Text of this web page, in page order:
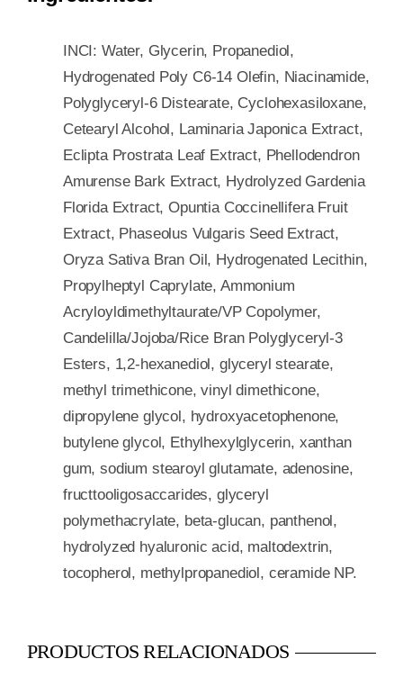
INCI: Water, Glycerin, Propanediol,
Hydrogenated Poly C6-14 Olefin, Niacinamide,
Polyglyceryl-6 Distearate, Cyclohexasiloxane,
Cetearyl Alcohol, Laminaria Japonica Extract,
Eclipta Prostrata Leaf Extract, Phellodendron
Amurense Bark Extract, Hydrolyzed Gardenia
Florida Extract, Opuntia Coccinellifera Fruit
Extract, Phaseolus Vulgaris Seed Extract,
Oryza Sativa Bran Oil, Hydrogenated Lecithin,
Propylheptyl Caprylate, Ammonium
Acryloyldimethyltaurate/VP Copolymer,
Candelilla/Jojoba/Rice Bran Polyglyceryl-3
Esters, 1,2-hexanediol, glyceryl stearate,
methyl trimethicone, vinyl dimethicone,
dipropylene glycol, hydroxyacetophenone,
butylene glycol, Ethylhexylglycerin, xanthan
gum, sodium stearoyl glutamate, adenosine,
fructtooligosaccarides, glyceryl
polymethacrylate, beta-glucan, panthenol,
hydrolyzed hyaluronic acid, maltodextrin,
tocopherol, methylpropanediol, ceramide NP.
PRODUCTOS RELACIONADOS